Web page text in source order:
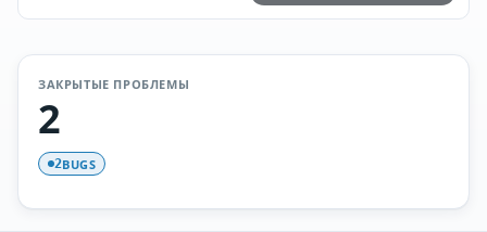
ЗАКРЫТЫЕ ПРОБЛЕМЫ
2
2BUGS